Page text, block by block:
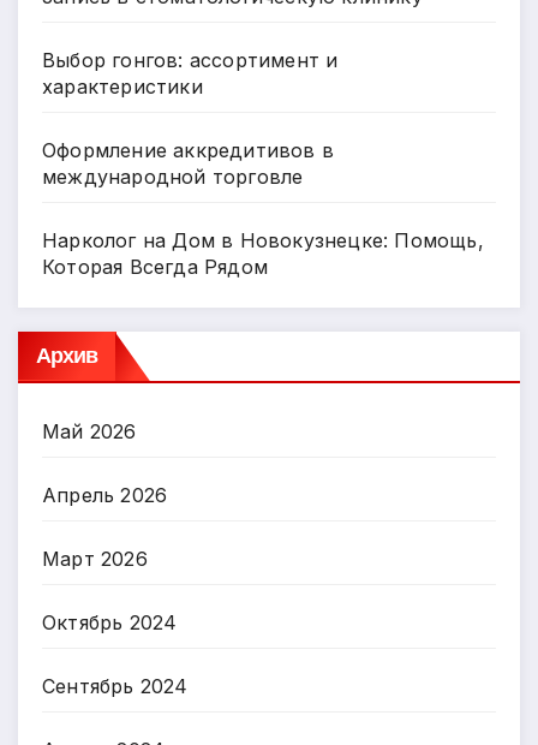
Выбор гонгов: ассортимент и
характеристики
Оформление аккредитивов в
международной торговле
Нарколог на Дом в Новокузнецке: Помощь,
Которая Всегда Рядом
Архив
Май 2026
Апрель 2026
Март 2026
Октябрь 2024
Сентябрь 2024